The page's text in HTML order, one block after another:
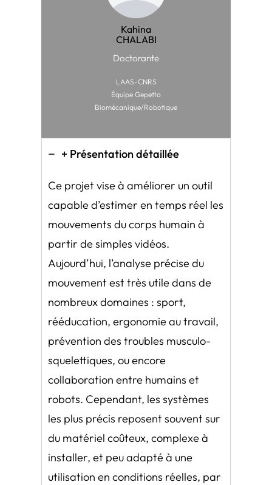
Kahina
CHALABI
Doctorante
LAAS-CNRS
Équipe Gepetto
Biomécanique/Robotique
+ Présentation détaillée
Ce projet vise à améliorer un outil
capable d’estimer en temps réel les
mouvements du corps humain à
partir de simples vidéos.
Aujourd’hui, l’analyse précise du
mouvement est très utile dans de
nombreux domaines : sport,
rééducation, ergonomie au travail,
prévention des troubles musculo-
squelettiques, ou encore
collaboration entre humains et
robots. Cependant, les systèmes
les plus précis reposent souvent sur
du matériel coûteux, complexe à
installer, et peu adapté à une
utilisation en conditions réelles, par